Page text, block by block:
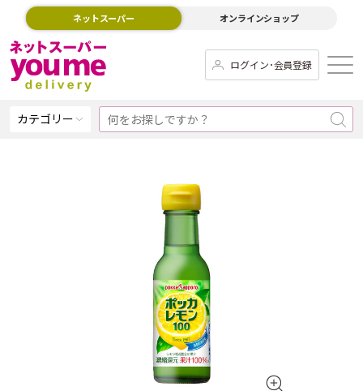
ネットスーパー オンラインショップ
ログイン･会員登録
カテゴリー